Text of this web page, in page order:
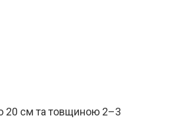
20 см та товщиною 2–3